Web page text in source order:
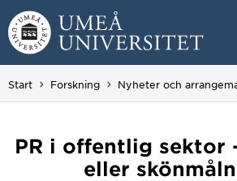
Hoppa direkt till innehållet
Huvudmenyn dold.
Start Forskning Nyheter och
PR i offentlig sektor
eller